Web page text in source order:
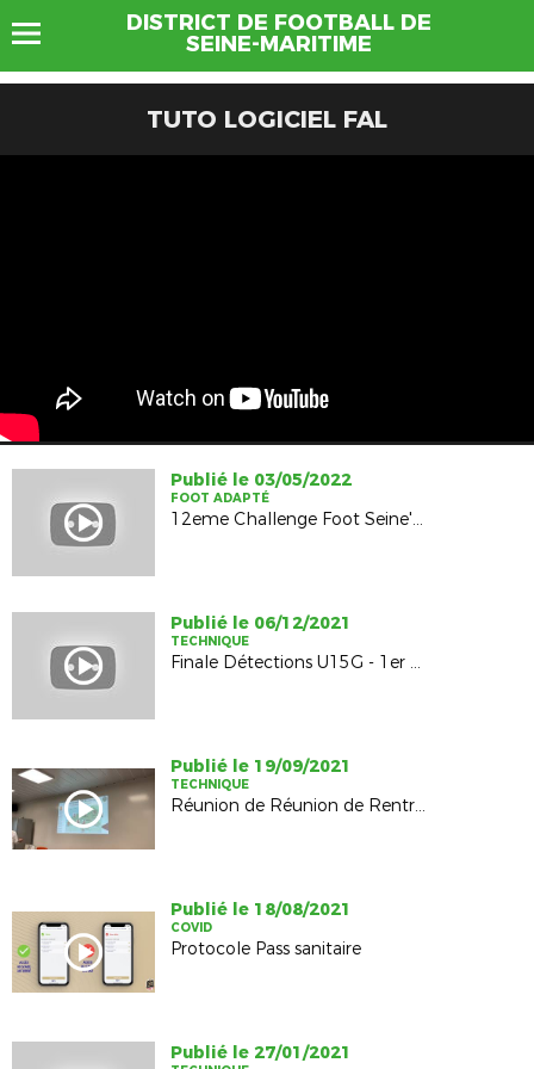
DISTRICT DE FOOTBALL DE
SEINE-MARITIME
TUTO LOGICIEL FAL
Publié le 03/05/2022
FOOT ADAPTÉ
12eme Challenge Foot Seine'Caux
Publié le 06/12/2021
TECHNIQUE
Finale Détections U15G - 1er Décembre 2021 - Grand Quevilly
Publié le 19/09/2021
TECHNIQUE
Réunion de Réunion de Rentrée U11 à U18 - Octeville - 10 Septembre 2021
Publié le 18/08/2021
COVID
Protocole Pass sanitaire
Publié le 27/01/2021